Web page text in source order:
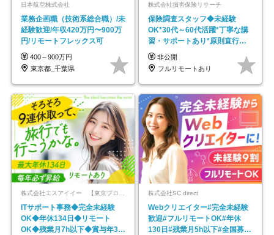
日本航空株式会社
業務企画職（技術系総合職）/未
経験歓迎/年収420万円〜900万
円/リモートフレックス可
400～900万円
東京都_千葉県
株式会社損害保険リサーチ
保険調査スタッフ◆未経験
OK*30代～60代活躍*丁寧な講
習・サポートあり*原則直行直
帰／全国募集・業務委託
非公開
フルリモートあり
ITサポート事務◆完全未経験
OK◆年休134日◆リモート
OK◆残業月7h以下◆賞与年3回
株式会社SC direct
Webクリエイター#完全未経験
歓迎#フルリモートOK#年休
130日#残業月5h以下#全国募集